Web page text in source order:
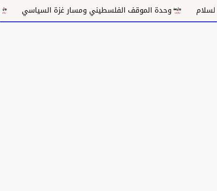
وحدة الموقف الفلسطيني ومسار غزة السياسي مكانة